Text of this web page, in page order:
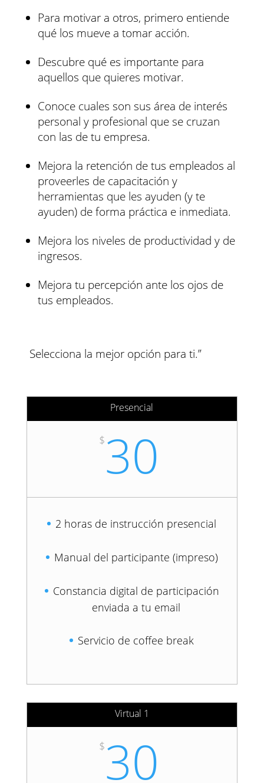
Para motivar a otros, primero entiende
qué los mueve a tomar acción.
Descubre qué es importante para
aquellos que quieres motivar.
Conoce cuales son sus área de interés
personal y profesional que se cruzan
con las de tu empresa.
Mejora la retención de tus empleados al
proveerles de capacitación y
herramientas que les ayuden (y te
ayuden) de forma práctica e inmediata.
Mejora los niveles de productividad y de
ingresos.
Mejora tu percepción ante los ojos de
tus empleados.
Selecciona la mejor opción para ti.”
Presencial
$30
2 horas de instrucción presencial
Manual del participante (impreso)
Constancia digital de participación
enviada a tu email
Servicio de coffee break
Virtual 1
$30